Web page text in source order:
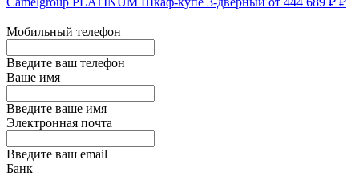
Мобильный телефон
Введите ваш телефон
Ваше имя
Введите ваше имя
Электронная почта
Введите ваш email
Банк